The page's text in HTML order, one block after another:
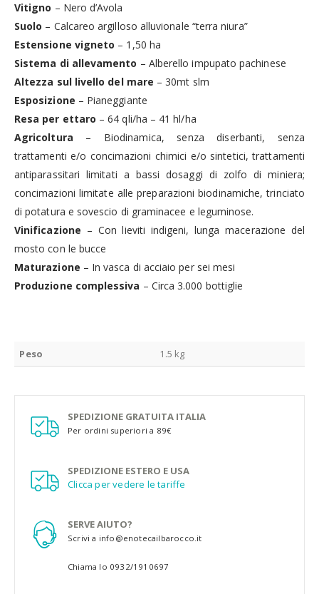
Vitigno – Nero d’Avola
Suolo – Calcareo argilloso alluvionale “terra niura”
Estensione vigneto – 1,50 ha
Sistema di allevamento – Alberello impupato pachinese
Altezza sul livello del mare – 30mt slm
Esposizione – Pianeggiante
Resa per ettaro – 64 qli/ha – 41 hl/ha
Agricoltura – Biodinamica, senza diserbanti, senza
trattamenti e/o concimazioni chimici e/o sintetici, trattamenti
antiparassitari limitati a bassi dosaggi di zolfo di miniera;
concimazioni limitate alle preparazioni biodinamiche, trinciato
di potatura e sovescio di graminacee e leguminose.
Vinificazione – Con lieviti indigeni, lunga macerazione del
mosto con le bucce
Maturazione – In vasca di acciaio per sei mesi
Produzione complessiva – Circa 3.000 bottiglie
Peso 1.5 kg
SPEDIZIONE GRATUITA ITALIA
Per ordini superiori a 89€
SPEDIZIONE ESTERO E USA
Clicca per vedere le tariffe
SERVE AIUTO?
Scrivi a info@enotecailbarocco.it
Chiama lo 0932/1910697